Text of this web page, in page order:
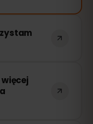
Możesz
przez
wznowić